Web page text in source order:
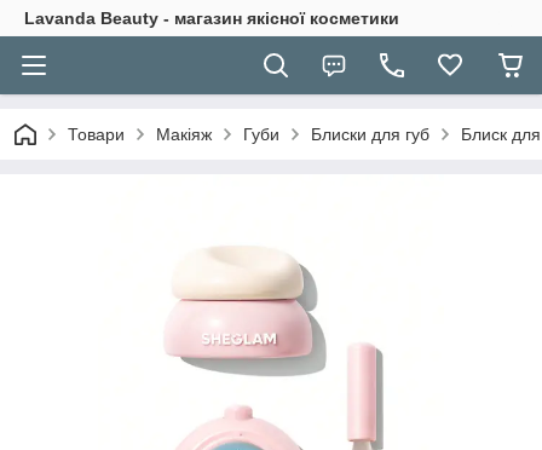
Lavanda Beauty - магазин якісної косметики
Товари Макіяж Губи Блиски для губ Блиск